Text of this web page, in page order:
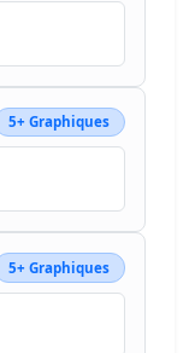
5+ Graphiques
5+ Graphiques